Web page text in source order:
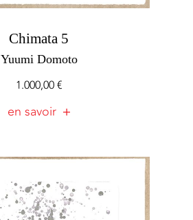
Chimata 5
Yuumi Domoto
1.000,00€
en savoir